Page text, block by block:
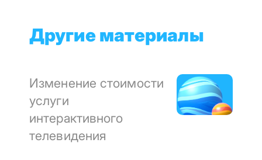
Другие материалы
Изменение стоимости
услуги
интерактивного
телевидения